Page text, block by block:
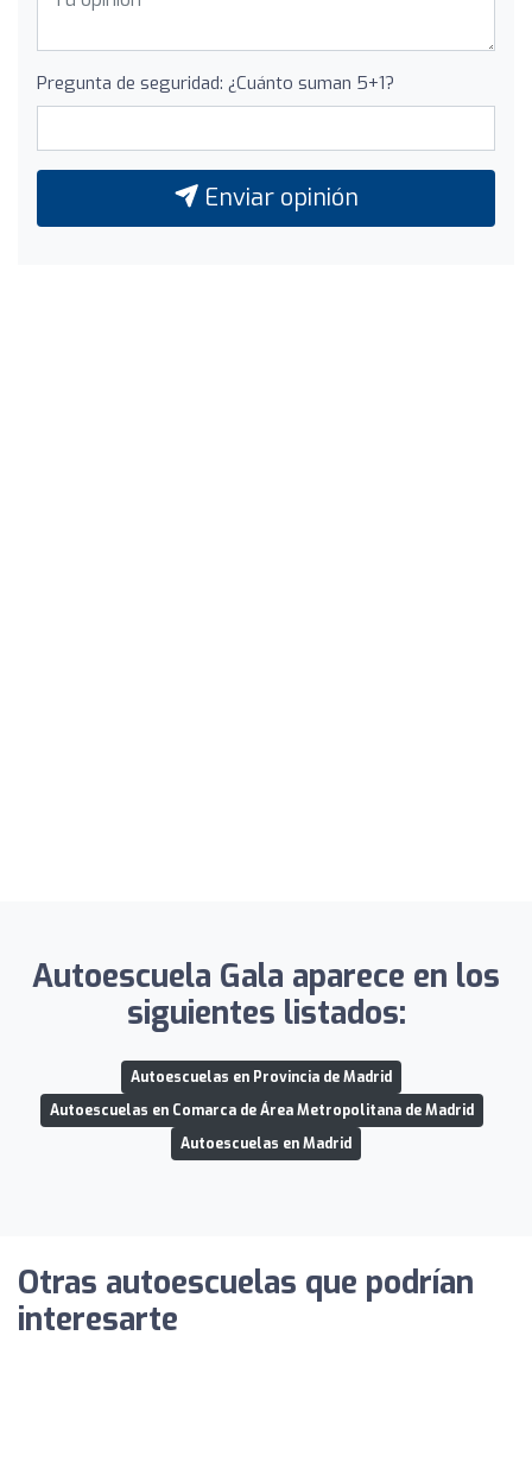
Pregunta de seguridad: ¿Cuánto suman 5+1?
Enviar opinión
Autoescuela Gala aparece en los
siguientes listados:
Autoescuelas en Provincia de Madrid
Autoescuelas en Comarca de Área Metropolitana de Madrid
Autoescuelas en Madrid
Otras autoescuelas que podrían
interesarte